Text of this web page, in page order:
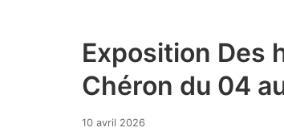
Exposition Des
Chéron du 04
10 avril 2026